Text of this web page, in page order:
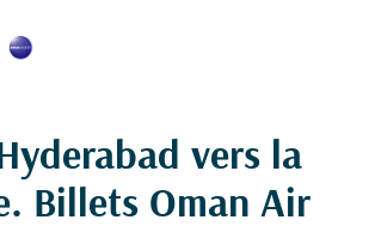
vers la
Billets Oman Air